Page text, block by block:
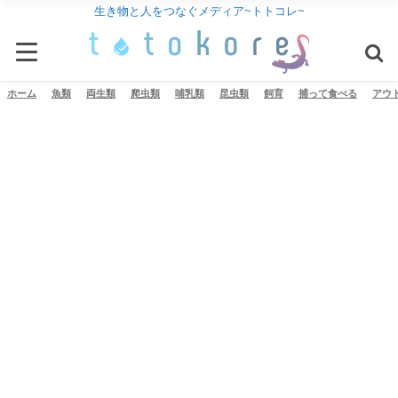
生き物と人をつなぐメディア~トトコレ~
ホーム 魚類 両生類 爬虫類 哺乳類 昆虫類 飼育 捕って食べる アウ